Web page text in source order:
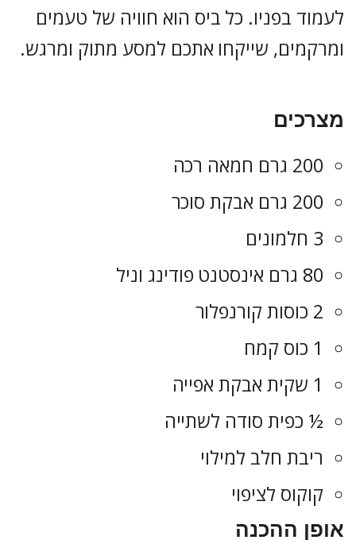
לעמוד בפניו. כל ביס הוא חוויה של טעמים
ומרקמים, שייקחו אתכם למסע מתוק ומרגש.
מצרכים
200 גרם חמאה רכה
200 גרם אבקת סוכר
3 חלמונים
80 גרם אינסטנט פודינג וניל
2 כוסות קורנפלור
1 כוס קמח
1 שקית אבקת אפייה
½ כפית סודה לשתייה
ריבת חלב למילוי
קוקוס לציפוי
אופן ההכנה